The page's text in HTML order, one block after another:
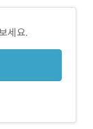
세요.